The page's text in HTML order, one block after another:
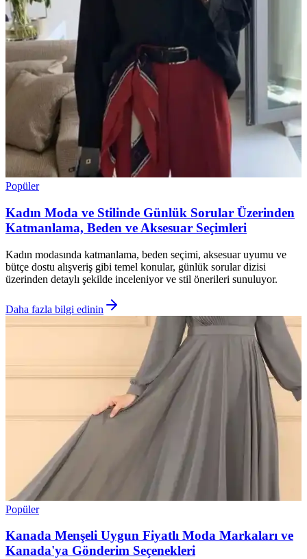
Popüler
Kadın Moda ve Stilinde Günlük Sorular Üzerinden
Katmanlama, Beden ve Aksesuar Seçimleri
Kadın modasında katmanlama, beden seçimi, aksesuar uyumu ve
bütçe dostu alışveriş gibi temel konular, günlük sorular dizisi
üzerinden detaylı şekilde inceleniyor ve stil önerileri sunuluyor.
Daha fazla bilgi edinin
Popüler
Kanada Menşeli Uygun Fiyatlı Moda Markaları ve
Kanada'ya Gönderim Seçenekleri